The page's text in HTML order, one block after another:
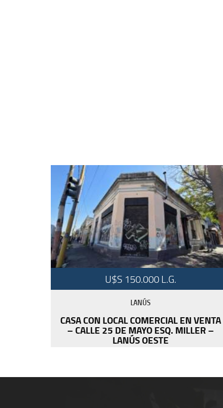
U$S 150.000 L.G.
LANÚS
CASA CON LOCAL COMERCIAL EN VENTA
– CALLE 25 DE MAYO ESQ. MILLER –
LANÚS OESTE